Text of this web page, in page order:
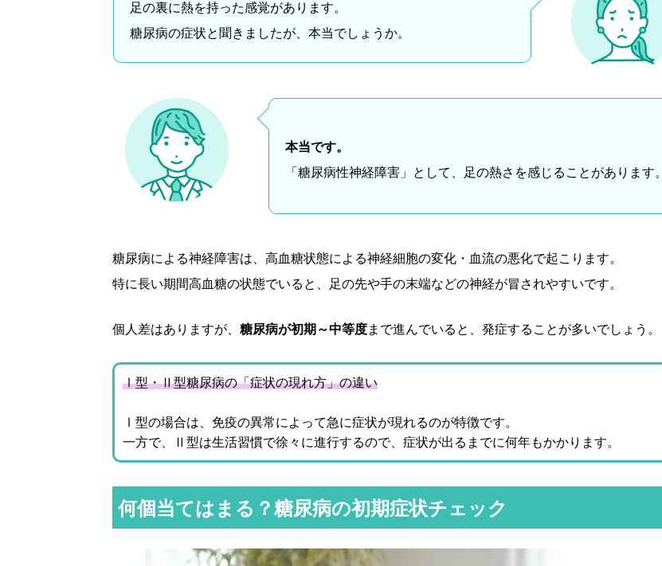
足の裏に熱を持った感覚があります。
糖尿病の症状と聞きましたが、本当でしょうか。
本当です。
「糖尿病性神経障害」として、足の熱さを感じることがあります。
糖尿病による神経障害は、高血糖状態による神経細胞の変化・血流の悪化で起こります。
特に長い期間高血糖の状態でいると、足の先や手の末端などの神経が冒されやすいです。
個人差はありますが、 糖尿病が初期～中等度まで進んでいると、発症することが多いでしょう。
Ⅰ型・Ⅱ型糖尿病の「症状の現れ方」の違い
Ⅰ型の場合は、免疫の異常によって急に症状が現れるのが特徴です。
一方で、Ⅱ型は生活習慣で徐々に進行するので、症状が出るまでに何年もかかります。
何個当てはまる？糖尿病の初期症状チェック